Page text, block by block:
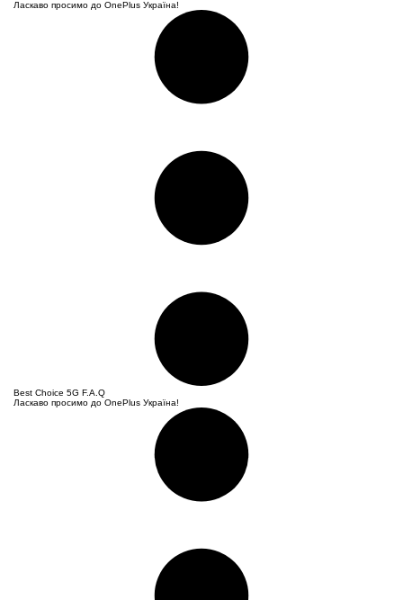
Ласкаво просимо до OnePlus Україна!
Best Choice 5G F.A.Q
Ласкаво просимо до OnePlus Україна!